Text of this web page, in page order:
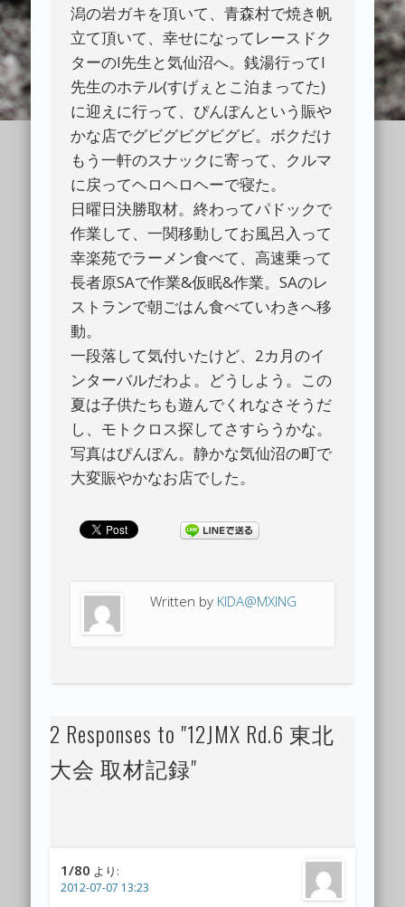
潟の岩ガキを頂いて、青森村で焼き帆
立て頂いて、幸せになってレースドク
ターのI先生と気仙沼へ。銭湯行ってI
先生のホテル(すげぇとこ泊まってた)
に迎えに行って、ぴんぽんという賑や
かな店でグビグビグビグビ。ボクだけ
もう一軒のスナックに寄って、クルマ
に戻ってヘロヘロヘーで寝た。
日曜日決勝取材。終わってパドックで
作業して、一関移動してお風呂入って
幸楽苑でラーメン食べて、高速乗って
長者原SAで作業&仮眠&作業。SAのレ
ストランで朝ごはん食べていわきへ移
動。
一段落して気付いたけど、2カ月のイ
ンターバルだわよ。どうしよう。この
夏は子供たちも遊んでくれなさそうだ
し、モトクロス探してさすらうかな。
写真はぴんぽん。静かな気仙沼の町で
大変賑やかなお店でした。
Written by KIDA@MXING
2 Responses to "12JMX Rd.6 東北
大会 取材記録"
1/80 より:
2012-07-07 13:23